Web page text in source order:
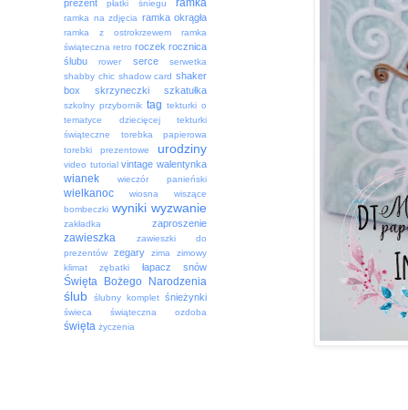
prezent płatki śniegu ramka
ramka na zdjęcia ramka okrągła
ramka z ostrokrzewem
ramka
świąteczna retro roczek rocznica
ślubu
rower serce
serwetka
shabby chic shadow card shaker
box
skrzyneczki szkatułka
szkolny przybornik tag tekturki o
tematyce dziecięcej
tekturki
świąteczne
torebka papierowa
torebki prezentowe
urodziny
video tutorial vintage walentynka
wianek wieczór panieński
wielkanoc wiosna
wiszące
bombeczki wyniki wyzwanie
zakładka zaproszenie
zawieszka
zawieszki do
prezentów
zegary zima
zimowy
klimat
zębatki łapacz snów
Święta Bożego Narodzenia
ślub ślubny komplet śnieżynki
świeca świąteczna ozdoba
święta życzenia